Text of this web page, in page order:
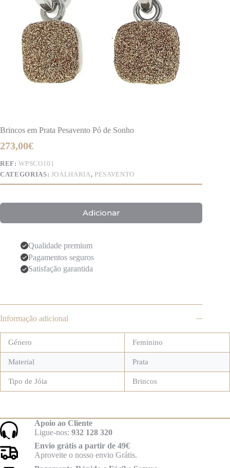
Brincos em Prata Pesavento Pó de Sonho
273,00€
REF:WPSCO101
CATEGORIAS: JOALHARIA, PESAVENTO
Adicionar
Qualidade premium
Pagamentos seguros
Satisfação garantida
Informação adicional
Género Feminino
Material Prata
Tipo de Jóia Brincos
Apoio ao Cliente
Ligue-nos: 932 128 320
Envio grátis a partir de 49€
Aproveite o nosso envio Grátis.